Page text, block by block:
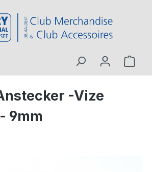
-Vize
9mm